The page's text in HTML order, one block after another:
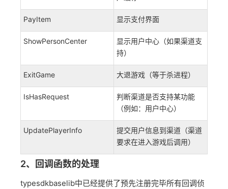
PayItem 显示支付界面
ShowPersonCenter
显示用户中心（如果渠道支
持）
ExitGame 大退游戏（等于杀进程）
IsHasRequest
判断渠道是否支持某功能
（例如：用户中心）
UpdatePlayerInfo
提交用户信息到渠道（渠道
要求在进入游戏后调用）
2、回调函数的处理
typesdkbaselib中已经提供了预先注册完毕所有回调侦